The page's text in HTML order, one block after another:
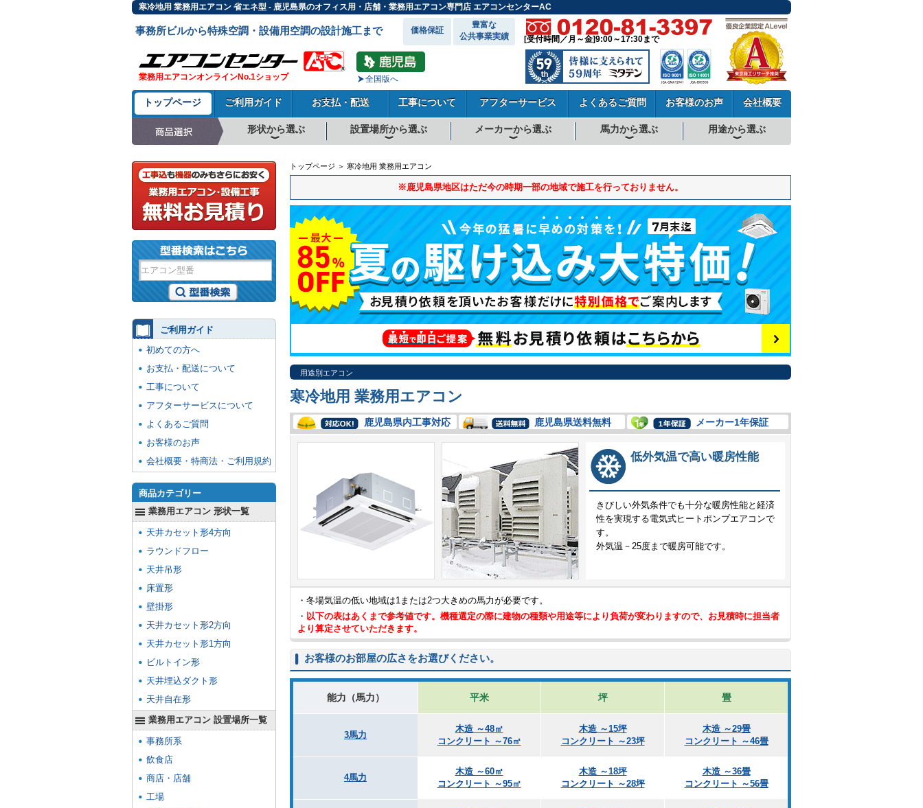
寒冷地用 業務用エアコン 省エネ型 - 鹿児島県のオフィス用・店舗・業務用エアコン専門店 エアコンセンターAC
事務所ビルから特殊空調・設備用空調の設計施工まで 価格保証
豊富な
公共事業実績
業務用エアコンオンラインNo.1ショップ 全国版へ
[受付時間／月～金]9:00～17:30まで
トップページ ご利用ガイド お支払・配送 工事について アフターサービス よくあるご質問 お客様のお声 会社概要
形状から選ぶ 設置場所から選ぶ メーカーから選ぶ 馬力から選ぶ 用途から選ぶ
トップページ ＞ 寒冷地用 業務用エアコン
※鹿児島県地区はただ今の時期一部の地域で施工を行っておりません。
用途別エアコン
寒冷地用 業務用エアコン
鹿児島県内工事対応 鹿児島県送料無料 メーカー1年保証
低外気温で高い暖房性能
きびしい外気条件でも十分な暖房性能と経済
性を実現する電気式ヒートポンプエアコンで
す。
外気温－25度まで暖房可能です。
・冬場気温の低い地域は1または2つ大きめの馬力が必要です。
・ 以下の表はあくまで参考値です。機種選定の際に建物の種類や用途等により負荷が変わりますので、お見積時に担当者
より算定させていただきます。
お客様のお部屋の広さをお選びください。
能力（馬力） 平米 坪 畳
3馬力
木造 ～48㎡
コンクリート ～76㎡
木造 ～15坪
コンクリート ～23坪
木造 ～29畳
コンクリート ～46畳
4馬力
木造 ～60㎡
コンクリート ～95㎡
木造 ～18坪
コンクリート ～28坪
木造 ～36畳
コンクリート ～56畳
ご利用ガイド
初めての方へ
お支払・配送について
工事について
アフターサービスについて
よくあるご質問
お客様のお声
会社概要・特商法・ご利用規約
商品カテゴリー
業務用エアコン 形状一覧
天井カセット形4方向
ラウンドフロー
天井吊形
床置形
壁掛形
天井カセット形2方向
天井カセット形1方向
ビルトイン形
天井埋込ダクト形
天井自在形
業務用エアコン 設置場所一覧
事務所系
飲食店
商店・店舗
工場